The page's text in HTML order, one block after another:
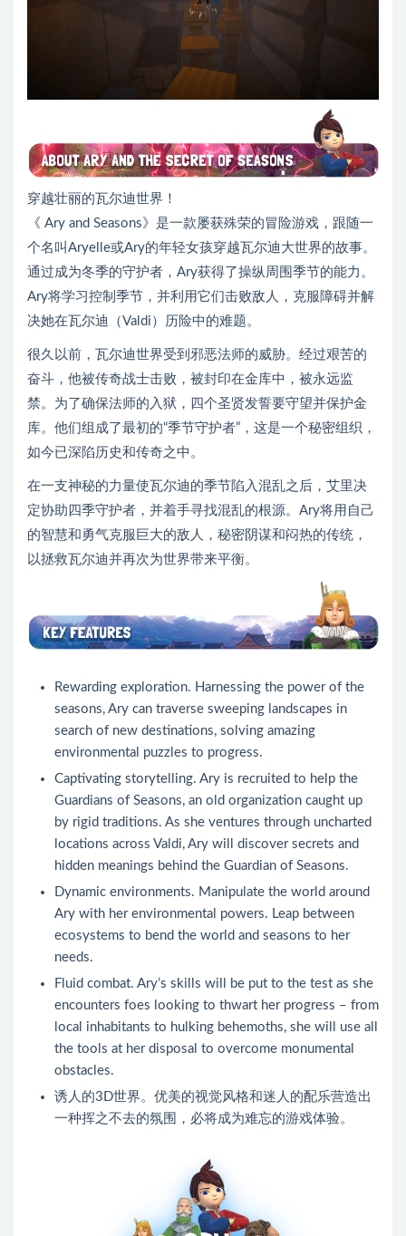
穿越壮丽的瓦尔迪世界！
《 Ary and Seasons》是一款屡获殊荣的冒险游戏，跟随一
个名叫Aryelle或Ary的年轻女孩穿越瓦尔迪大世界的故事。
通过成为冬季的守护者，Ary获得了操纵周围季节的能力。
Ary将学习控制季节，并利用它们击败敌人，克服障碍并解
决她在瓦尔迪（Valdi）历险中的难题。
很久以前，瓦尔迪世界受到邪恶法师的威胁。经过艰苦的
奋斗，他被传奇战士击败，被封印在金库中，被永远监
禁。为了确保法师的入狱，四个圣贤发誓要守望并保护金
库。他们组成了最初的“季节守护者”，这是一个秘密组织，
如今已深陷历史和传奇之中。
在一支神秘的力量使瓦尔迪的季节陷入混乱之后，艾里决
定协助四季守护者，并着手寻找混乱的根源。Ary将用自己
的智慧和勇气克服巨大的敌人，秘密阴谋和闷热的传统，
以拯救瓦尔迪并再次为世界带来平衡。
Rewarding exploration. Harnessing the power of the
seasons, Ary can traverse sweeping landscapes in
search of new destinations, solving amazing
environmental puzzles to progress.
Captivating storytelling. Ary is recruited to help the
Guardians of Seasons, an old organization caught up
by rigid traditions. As she ventures through uncharted
locations across Valdi, Ary will discover secrets and
hidden meanings behind the Guardian of Seasons.
Dynamic environments. Manipulate the world around
Ary with her environmental powers. Leap between
ecosystems to bend the world and seasons to her
needs.
Fluid combat. Ary’s skills will be put to the test as she
encounters foes looking to thwart her progress – from
local inhabitants to hulking behemoths, she will use all
the tools at her disposal to overcome monumental
obstacles.
诱人的3D世界。优美的视觉风格和迷人的配乐营造出
一种挥之不去的氛围，必将成为难忘的游戏体验。